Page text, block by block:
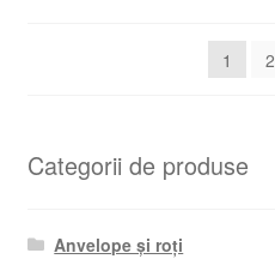
cele
mai
1 2
Categorii de produse
Anvelope și roți